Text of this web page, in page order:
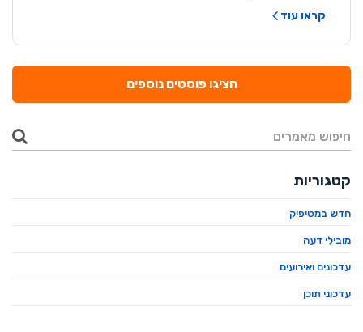
קראו עוד
הציגו פוסטים נוספים
קטגוריות
חדש במטיפיק
מובילי דעה
עדכונים ואירועים
עדכוני תוכן